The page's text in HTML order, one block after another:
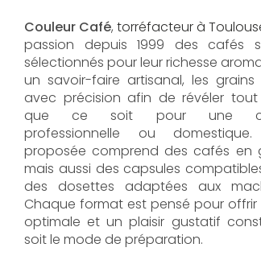
Couleur Café, torréfacteur à
passion depuis 1999 des cafés
sélectionnés pour leur richesse
un savoir-faire artisanal, les grains
avec précision afin de révéler tout
que ce soit pour une
professionnelle ou
proposée comprend des cafés en
mais aussi des capsules
des dosettes adaptées aux
Chaque format est pensé pour
optimale et un plaisir gustatif
soit le mode de préparation.